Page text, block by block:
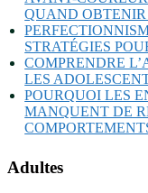
QUAND
STRATÉGIES
COMPRENDRE
LES
POURQUOI LES
MANQUENT DE
Adultes